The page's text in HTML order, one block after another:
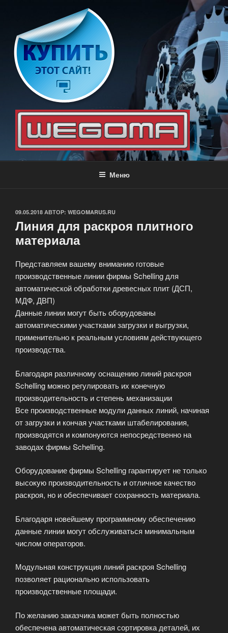
содержимому
WEGOMA
Оборудование для производства мебели
Меню
ОПУБЛИКОВАНО
09.05.2018 АВТОР: WEGOMARUS.RU
Линия для раскроя плитного
материала
Представляем вашему вниманию готовые
производственные линии фирмы Schelling для
автоматической обработки древесных плит (ДСП,
МДФ, ДВП)
Данные линии могут быть оборудованы
автоматическими участками загрузки и выгрузки,
применительно к реальным условиям действующего
производства.
Благодаря различному оснащению линий раскроя
Schelling можно регулировать их конечную
производительность и степень механизации
Все производственные модули данных линий, начиная
от загрузки и кончая участками штабелирования,
производятся и компонуются непосредственно на
заводах фирмы Schelling.
Оборудование фирмы Schelling гарантирует не только
высокую производительность и отличное качество
раскроя, но и обеспечивает сохранность материала.
Благодаря новейшему программному обеспечению
данные линии могут обслуживаться минимальным
числом операторов.
Модульная конструкция линий раскроя Schelling
позволяет рационально использовать
производственные площади.
По желанию заказчика может быть полностью
обеспечена автоматическая сортировка деталей, их